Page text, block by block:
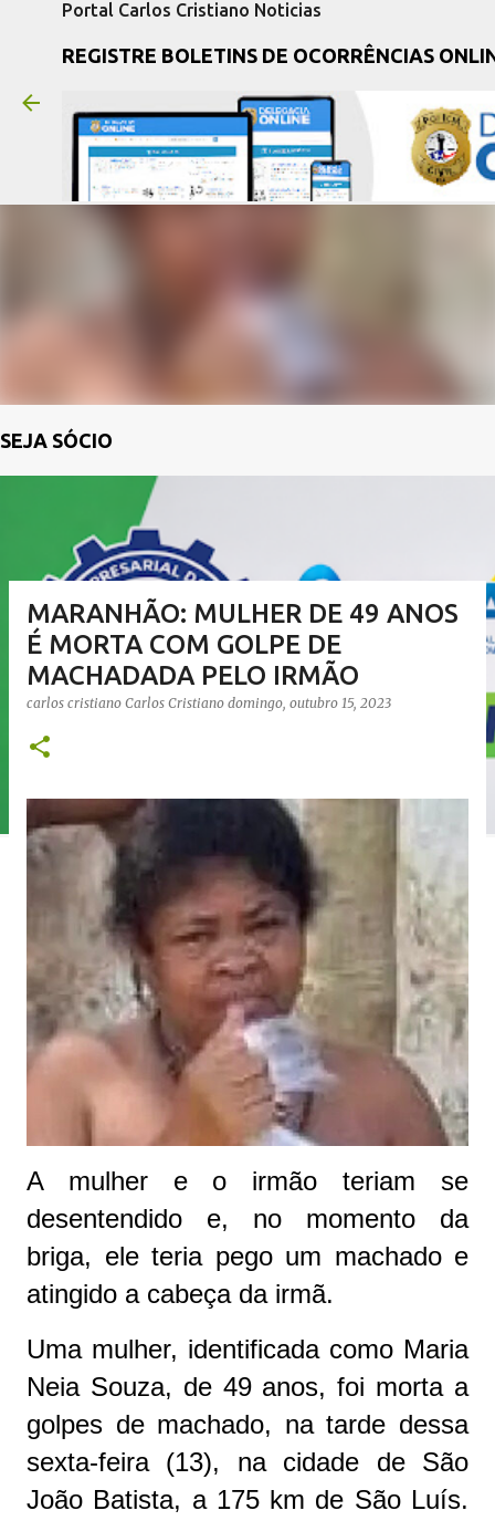
Portal Carlos Cristiano Noticias
REGISTRE BOLETINS DE OCORRÊNCIAS
SEJA SÓCIO
MARANHÃO: MULHER DE 49 ANOS
É MORTA COM GOLPE DE
MACHADADA PELO IRMÃO
carlos cristiano Carlos Cristiano domingo, outubro 15, 2023
A mulher e o irmão teriam se
desentendido e, no momento da
briga, ele teria pego um machado e
atingido a cabeça da irmã.
Uma mulher, identificada como Maria
Neia Souza, de 49 anos, foi morta a
golpes de machado, na tarde dessa
sexta-feira (13), na cidade de São
João Batista, a 175 km de São Luís.